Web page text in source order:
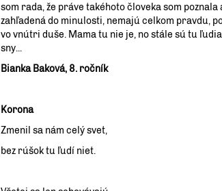
som rada, že práve takéhoto človeka som
zahľadená do minulosti, nemajú celkom pravdu,
vo vnútri duše. Mama tu nie je, no stále sú tu
sny...
Bianka Baková, 8. ročník
Korona
Zmenil sa nám celý svet,
bez rúšok tu ľudí niet.